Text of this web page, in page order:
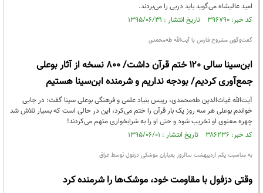
امید عالیشاه می‌گوید باید دربی را می‌بردند.
کد خبر: ۳۹۶۷۹۰ تاریخ انتشار : ۱۳۹۵/۰۶/۳۱
گفت‌وگوی مشروح فارس با آیت‌الله طه‌محمدی
ابن‌سینا سالی ۱۲۰ ختم قرآن داشت/ ۸۰۰ نسخه از آثار بوعلی
جمع‌آوری کردیم/ بودجه نداریم و شرمنده ابن‌سینا هستیم
آیت‌الله غیاث‌الدین طه‌محمدی، رییس بنیاد علمی و فرهنگی بوعلی سینا گفت: در جایی
خواندم بوعلی هر سه روز یک بار قرآن را ختم می‌کرد، این در حالی است که بسیار تلاش شد
چهره معنوی او تخریب شود و حتی او را به شرابخواری متهم می‌کردند!
کد خبر: ۳۸۶۲۳۶ تاریخ انتشار : ۱۳۹۵/۰۶/۰۱
به مناسبت یکم اردیبهشت سالروز بمباران موشکی دزفول توسط عراق
وقتی دزفول با مقاومت خود، موشک‌ها را شرمنده کرد